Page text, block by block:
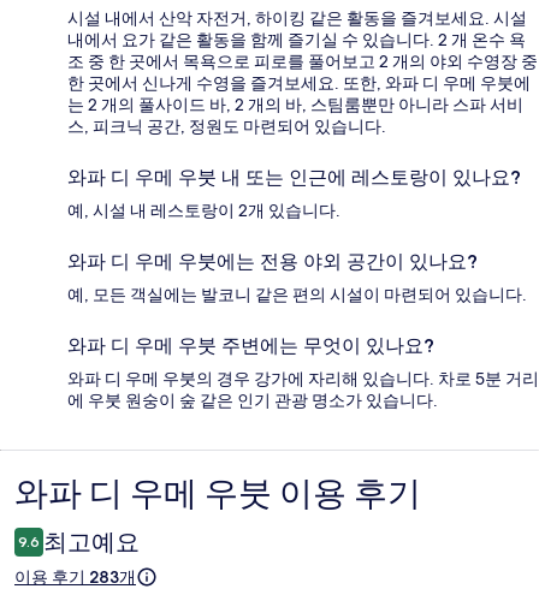
시설 내에서 산악 자전거, 하이킹 같은 활동을 즐겨보세요. 시설
내에서 요가 같은 활동을 함께 즐기실 수 있습니다. 2 개 온수 욕
조 중 한 곳에서 목욕으로 피로를 풀어보고 2 개의 야외 수영장 중
한 곳에서 신나게 수영을 즐겨보세요. 또한, 와파 디 우메 우붓에
는 2 개의 풀사이드 바, 2 개의 바, 스팀룸뿐만 아니라 스파 서비
스, 피크닉 공간, 정원도 마련되어 있습니다.
와파 디 우메 우붓 내 또는 인근에 레스토랑이 있나요?
예, 시설 내 레스토랑이 2개 있습니다.
와파 디 우메 우붓에는 전용 야외 공간이 있나요?
예, 모든 객실에는 발코니 같은 편의 시설이 마련되어 있습니다.
와파 디 우메 우붓 주변에는 무엇이 있나요?
와파 디 우메 우붓의 경우 강가에 자리해 있습니다. 차로 5분 거리
에 우붓 원숭이 숲 같은 인기 관광 명소가 있습니다.
이
용
후
와파 디 우메 우붓 이용 후기
9.6 최고예요
이용 후기 283개